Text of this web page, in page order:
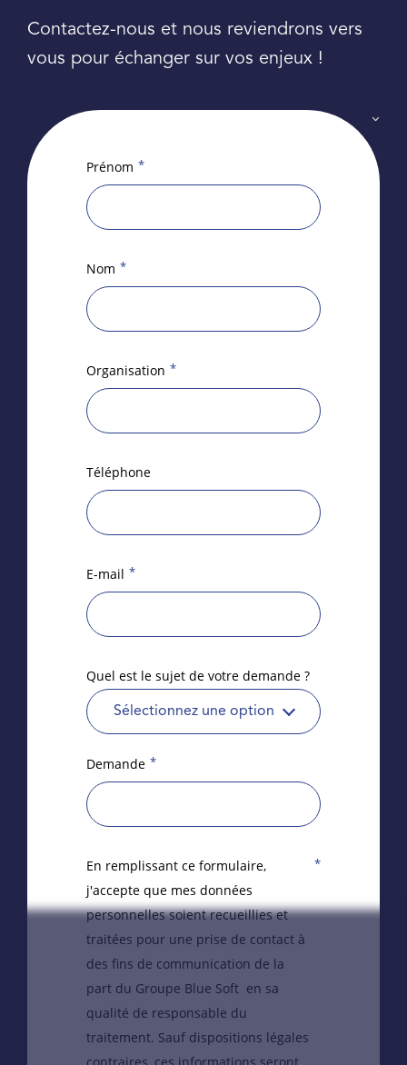
Contactez-nous et nous reviendrons vers
vous pour échanger sur vos enjeux !
Prénom *
Nom *
Organisation *
Téléphone
E-mail *
Quel est le sujet de votre demande ?
Sélectionnez une option
Demande *
En remplissant ce formulaire,
j'accepte que mes données
personnelles soient recueillies et
traitées pour une prise de contact à
des fins de communication de la
part du Groupe Blue Soft en sa
qualité de responsable du
traitement. Sauf dispositions légales
*